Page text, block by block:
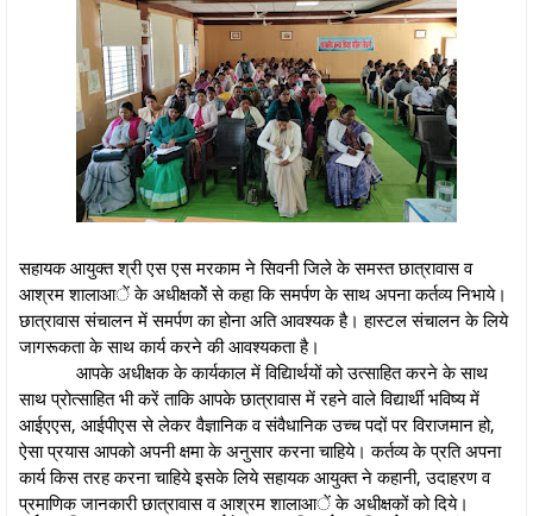
सहायक आयुक्त श्री एस एस मरकाम ने सिवनी जिले के समस्त छात्रावास व
आश्रम शालाआें के अधीक्षकोें से कहा कि समर्पण के साथ अपना कर्तव्य निभाये।
छात्रावास संचालन में समर्पण का होना अति आवश्यक है। हास्टल संचालन के लिये
जागरूकता के साथ कार्य करने की आवश्यकता है।
आपके अधीक्षक के कार्यकाल में विद्यािर्थयों को उत्साहित करने के साथ
साथ प्रोत्साहित भी करें ताकि आपके छात्रावास में रहने वाले विद्यार्थी भविष्य में
आईएएस, आईपीएस से लेकर वैज्ञानिक व संवैधानिक उच्च पदों पर विराजमान हो,
ऐसा प्रयास आपको अपनी क्षमा के अनुसार करना चाहिये। कर्तव्य के प्रति अपना
कार्य किस तरह करना चाहिये इसके लिये सहायक आयुक्त ने कहानी, उदाहरण व
प्रमाणिक जानकारी छात्रावास व आश्रम शालाआें के अधीक्षकों को दिये।